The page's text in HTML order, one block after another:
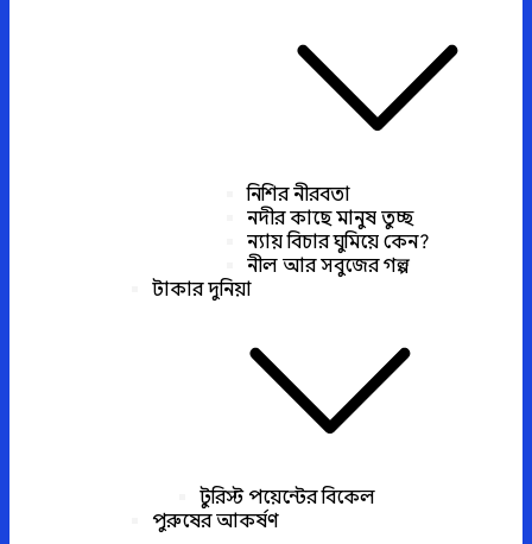
নিশির নীরবতা
নদীর কাছে মানুষ তুচ্ছ
ন্যায় বিচার ঘুমিয়ে কেন?
নীল আর সবুজের গল্প
টাকার দুনিয়া
টুরিস্ট পয়েন্টের বিকেল
পুরুষের আকর্ষণ